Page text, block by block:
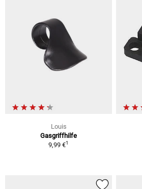
Louis
Gasgriffhilfe
9,99 €1